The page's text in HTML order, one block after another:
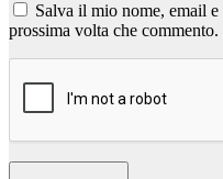
Salva il mio nome, email
prossima volta che commento.